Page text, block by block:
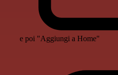
e poi "Aggiungi a Home"